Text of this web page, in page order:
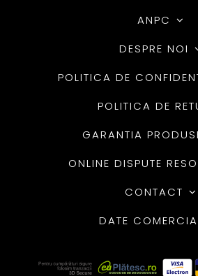
ANPC
DESPRE NOI
POLITICA DE
POLITICA DE
GARANTIA
ONLINE DISPUTE
CONTACT
DATE